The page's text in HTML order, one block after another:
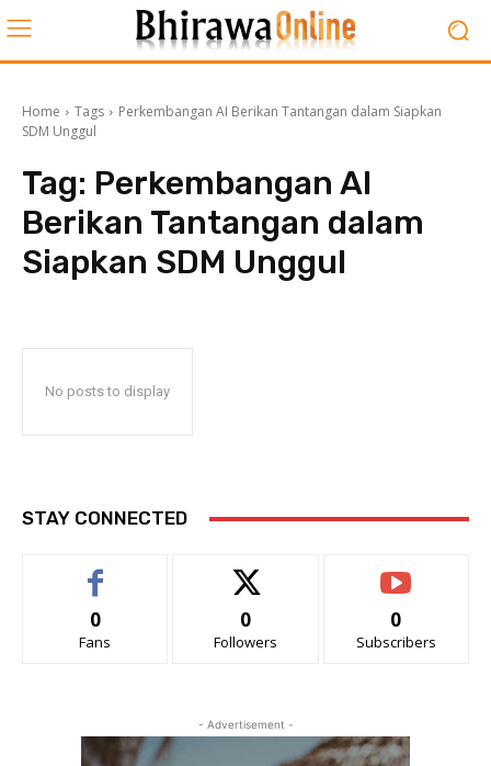
Home Tags
Perkembangan AI Berikan Tantangan dalam Siapkan
SDM Unggul
Tag: Perkembangan AI
Berikan Tantangan dalam
Siapkan SDM Unggul
No posts to display
STAY CONNECTED
0
Fans
0
Followers
0
Subscribers
- Advertisement -